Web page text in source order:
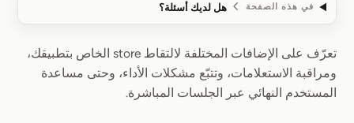
في هذه الصفحة هل لديك أسئلة؟
الإضافات
تعرّف على الإضافات المختلفة لالتقاط store الخاص بتطبيقك،
ومراقبة الاستعلامات، وتتبّع مشكلات الأداء، وحتى مساعدة
المستخدم النهائي عبر الجلسات المباشرة.